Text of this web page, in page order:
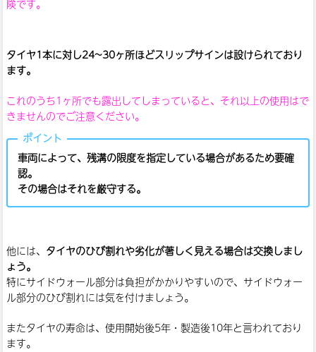
険です。
タイヤ1本に対し24~30ヶ所ほどスリップサインは設けられており
ます。
これのうち1ヶ所でも露出してしまっていると、それ以上の使用はで
きませんのでご注意ください。
車両によって、残溝の限度を指定している場合があるため要確
認。
その場合はそれを厳守する。
他には、 タイヤのひび割れや劣化が著しく見える場合は交換しまし
ょう。
特にサイドウォール部分は負担がかかりやすいので、サイドウォー
ル部分のひび割れには気を付けましょう。
またタイヤの寿命は、使用開始後5年・製造後10年と言われており
ます。